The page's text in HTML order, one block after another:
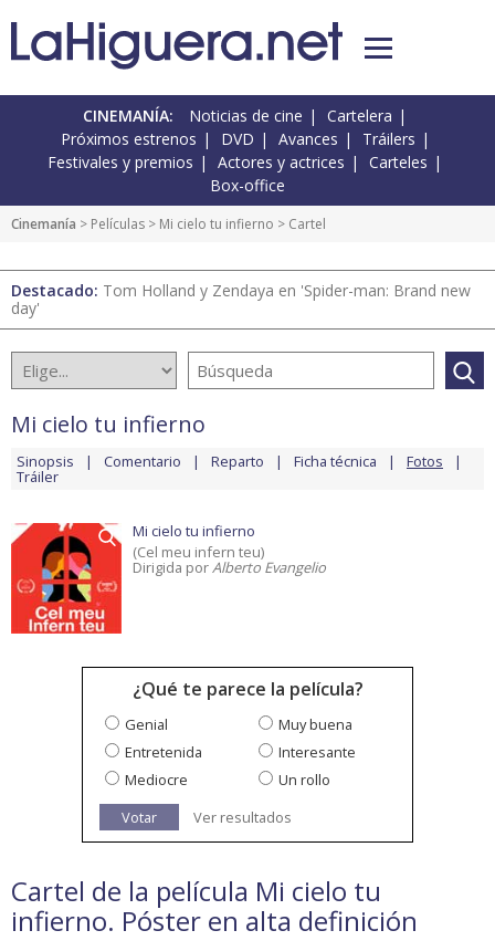
CINEMANÍA: Noticias de cine
Cartelera
Próximos estrenos
DVD Avances
Tráilers
Festivales y premios
Actores y actrices
Carteles
Box-office
Cinemanía > Películas > Mi cielo tu infierno > Cartel
Destacado: Tom Holland y Zendaya en 'Spider-man: Brand new
day'
Mi cielo tu infierno
Sinopsis Comentario Reparto Ficha técnica Fotos
Tráiler
Mi cielo tu infierno
(Cel meu infern teu)
Dirigida porAlberto Evangelio
¿Qué te parece la película?
Genial
Muy buena
Entretenida
Interesante
Mediocre
Un rollo
Votar
Ver resultados
Cartel de la película Mi cielo tu
infierno. Póster en alta definición